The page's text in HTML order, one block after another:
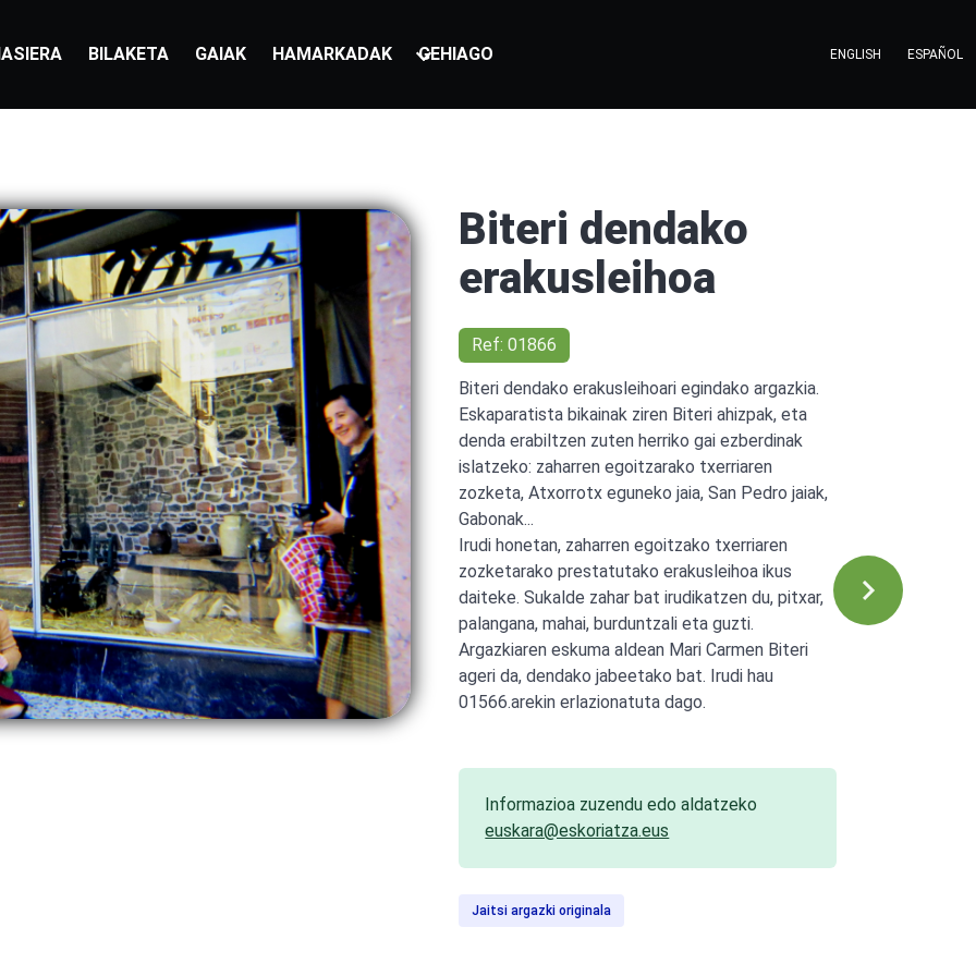
BILAKETA GAIAK HAMARKADAK GEHIAGO ENGLISH ESPAÑOL
Biteri dendako
erakusleihoa
Ref: 01866
Biteri dendako erakusleihoari egindako argazkia.
Eskaparatista bikainak ziren Biteri ahizpak, eta
denda erabiltzen zuten herriko gai ezberdinak
islatzeko: zaharren egoitzarako txerriaren
zozketa, Atxorrotx eguneko jaia, San Pedro jaiak,
Gabonak...
Irudi honetan, zaharren egoitzako txerriaren
zozketarako prestatutako erakusleihoa ikus
daiteke. Sukalde zahar bat irudikatzen du, pitxar,
palangana, mahai, burduntzali eta guzti.
Argazkiaren eskuma aldean Mari Carmen Biteri
ageri da, dendako jabeetako bat. Irudi hau
01566.arekin erlazionatuta dago.
Informazioa zuzendu edo aldatzeko
euskara@eskoriatza.eus
Jaitsi argazki originala